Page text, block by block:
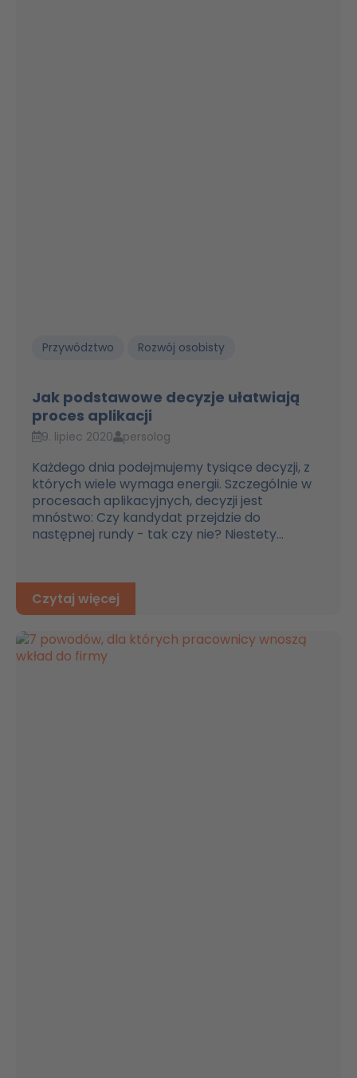
Przywództwo Rozwój osobisty
Jak podstawowe decyzje ułatwiają
proces aplikacji
9. lipiec 2020 persolog
Każdego dnia podejmujemy tysiące decyzji, z
których wiele wymaga energii. Szczególnie w
procesach aplikacyjnych, decyzji jest
mnóstwo: Czy kandydat przejdzie do
następnej rundy - tak czy nie? Niestety...
Czytaj więcej